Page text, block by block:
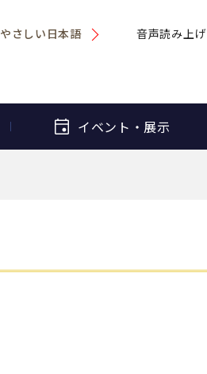
やさしい日本語 音声読み上げ
イベント・ 展示